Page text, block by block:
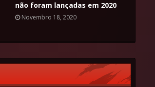
não foram lançadas em 2020
Novembro 18, 2020